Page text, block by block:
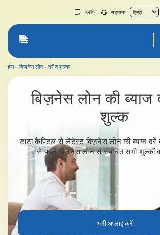
ब्लॉग्स सहायता
होम बिज़नेस लोन दरें व शुल्क
बिज़नेस लोन की ब्याज
शुल्क
टाटा कैपिटल से लेटेस्ट बिज़नेस लोन की ब्याज
से पहले बिज़नेस लोन से संबंधित सभी शुल्कों
बिज़नेस लोन की दरें और शुल्क
अभी अप्लाई करें